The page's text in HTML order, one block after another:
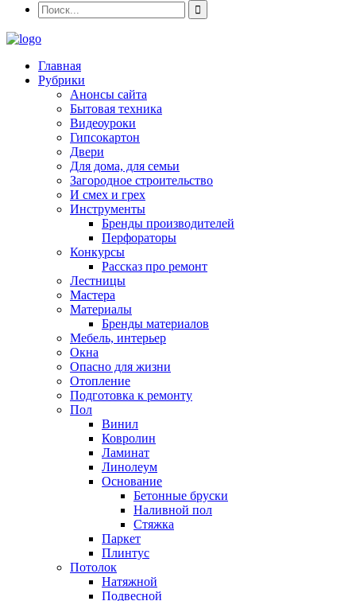
Главная
Рубрики
Анонсы сайта
Бытовая техника
Видеоуроки
Гипсокартон
Двери
Для дома, для семьи
Загородное строительство
И смех и грех
Инструменты
Бренды производителей
Перфораторы
Конкурсы
Рассказ про ремонт
Лестницы
Мастера
Материалы
Бренды материалов
Мебель, интерьер
Окна
Опасно для жизни
Отопление
Подготовка к ремонту
Пол
Винил
Ковролин
Ламинат
Линолеум
Основание
Бетонные бруски
Наливной пол
Стяжка
Паркет
Плинтус
Потолок
Натяжной
Подвесной